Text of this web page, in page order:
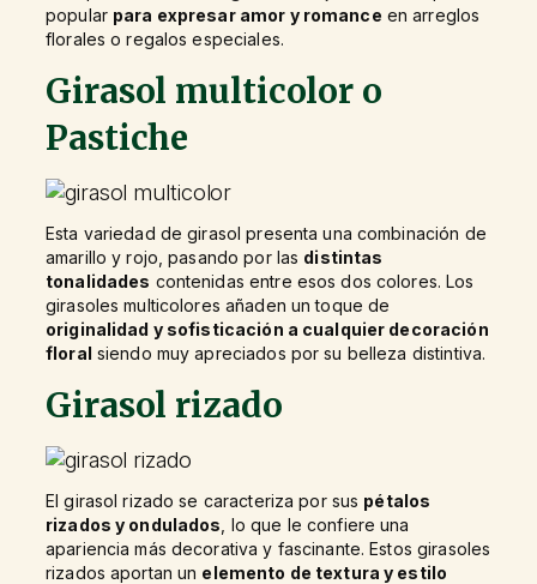
popular para expresar amor y romance en arreglos
florales o regalos especiales.
Girasol multicolor o
Pastiche
Esta variedad de girasol presenta una combinación de
amarillo y rojo, pasando por las distintas
tonalidades contenidas entre esos dos colores. Los
girasoles multicolores añaden un toque de
originalidad y sofisticación a cualquier decoración
floral siendo muy apreciados por su belleza distintiva.
Girasol rizado
El girasol rizado se caracteriza por sus pétalos
rizados y ondulados , lo que le confiere una
apariencia más decorativa y fascinante. Estos girasoles
rizados aportan un elemento de textura y estilo